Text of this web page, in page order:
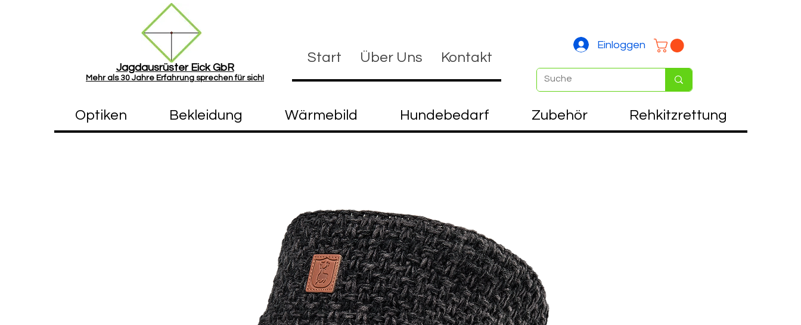
Jagdausrüster Eick GbR
Mehr als 30 Jahre Erfahrung sprechen für sich!
Start Über Uns Kontakt
Einloggen
Optiken Bekleidung Wärmebild Hundebedarf Zubehör Rehkitzrettung